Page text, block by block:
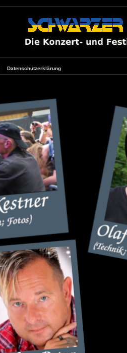
Datenschutzerklärung